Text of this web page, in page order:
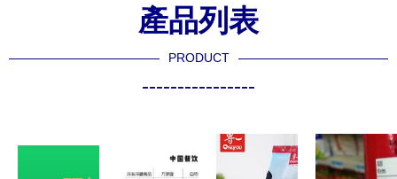
產品列表
PRODUCT
----------------